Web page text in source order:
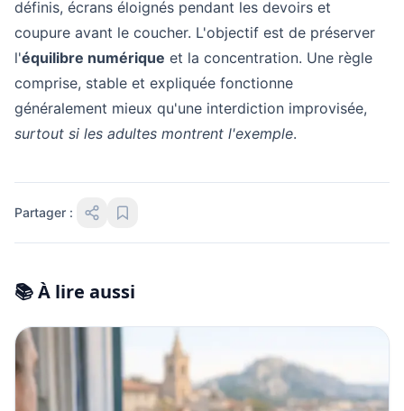
définis, écrans éloignés pendant les devoirs et
coupure avant le coucher. L'objectif est de préserver
l'équilibre numérique et la concentration. Une règle
comprise, stable et expliquée fonctionne
généralement mieux qu'une interdiction improvisée,
surtout si les adultes montrent l'exemple.
Partager :
📚 À lire aussi